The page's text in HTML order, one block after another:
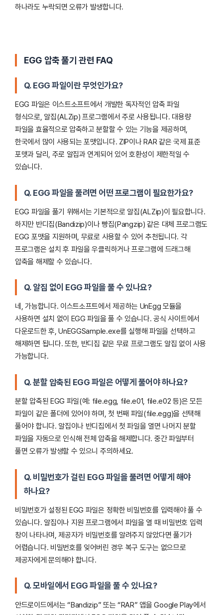
하나라도 누락되면 오류가 발생합니다.
EGG 압축 풀기 관련 FAQ
Q. EGG 파일이란 무엇인가요?
EGG 파일은 이스트소프트에서 개발한 독자적인 압축 파일
형식으로, 알집(ALZip) 프로그램에서 주로 사용됩니다. 대용량
파일을 효율적으로 압축하고 분할할 수 있는 기능을 제공하며,
한국에서 많이 사용되는 포맷입니다. ZIP이나 RAR 같은 국제 표준
포맷과 달리, 주로 알집과 연계되어 있어 호환성이 제한적일 수
있습니다.
Q. EGG 파일을 풀려면 어떤 프로그램이 필요한가요?
EGG 파일을 풀기 위해서는 기본적으로 알집(ALZip)이 필요합니다.
하지만 반디집(Bandizip)이나 빵집(Pangzip) 같은 대체 프로그램도
EGG 포맷을 지원하며, 무료로 사용할 수 있어 추천됩니다. 각
프로그램은 설치 후 파일을 우클릭하거나 프로그램에 드래그해
압축을 해제할 수 있습니다.
Q. 알집 없이 EGG 파일을 풀 수 있나요?
네, 가능합니다. 이스트소프트에서 제공하는 UnEgg 모듈을
사용하면 설치 없이 EGG 파일을 풀 수 있습니다. 공식 사이트에서
다운로드한 후, UnEGGSample.exe를 실행해 파일을 선택하고
해제하면 됩니다. 또한, 반디집 같은 무료 프로그램도 알집 없이 사용
가능합니다.
Q. 분할 압축된 EGG 파일은 어떻게 풀어야 하나요?
분할 압축된 EGG 파일(예: file.egg, file.e01, file.e02 등)은 모든
파일이 같은 폴더에 있어야 하며, 첫 번째 파일(file.egg)을 선택해
풀어야 합니다. 알집이나 반디집에서 첫 파일을 열면 나머지 분할
파일을 자동으로 인식해 전체 압축을 해제합니다. 중간 파일부터
풀면 오류가 발생할 수 있으니 주의하세요.
Q. 비밀번호가 걸린 EGG 파일을 풀려면 어떻게 해야
하나요?
비밀번호가 설정된 EGG 파일은 정확한 비밀번호를 입력해야 풀 수
있습니다. 알집이나 지원 프로그램에서 파일을 열 때 비밀번호 입력
창이 나타나며, 제공자가 비밀번호를 알려주지 않았다면 풀기가
어렵습니다. 비밀번호를 잊어버린 경우 복구 도구는 없으므로
제공자에게 문의해야 합니다.
Q. 모바일에서 EGG 파일을 풀 수 있나요?
안드로이드에서는 “Bandizip” 또는 “RAR” 앱을 Google Play에서